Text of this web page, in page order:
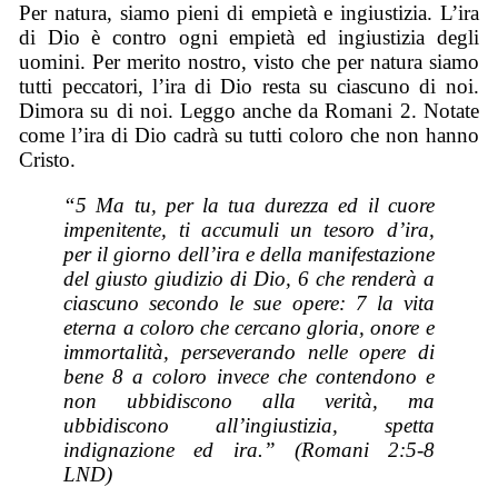
Per natura, siamo pieni di empietà e ingiustizia. L’ira
di Dio è contro ogni empietà ed ingiustizia degli
uomini. Per merito nostro, visto che per natura siamo
tutti peccatori, l’ira di Dio resta su ciascuno di noi.
Dimora su di noi. Leggo anche da Romani 2. Notate
come l’ira di Dio cadrà su tutti coloro che non hanno
Cristo.
“5 Ma tu, per la tua durezza ed il cuore
impenitente, ti accumuli un tesoro d’ira,
per il giorno dell’ira e della manifestazione
del giusto giudizio di Dio, 6 che renderà a
ciascuno secondo le sue opere: 7 la vita
eterna a coloro che cercano gloria, onore e
immortalità, perseverando nelle opere di
bene 8 a coloro invece che contendono e
non ubbidiscono alla verità, ma
ubbidiscono all’ingiustizia, spetta
indignazione ed ira.” (Romani 2:5-8
LND)